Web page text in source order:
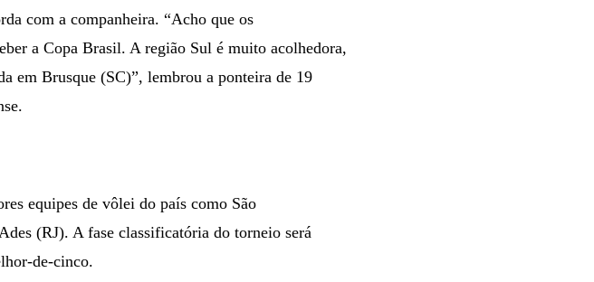
com a companheira. “Acho que os
a Copa Brasil. A região Sul é muito acolhedora,
em Brusque (SC)”, lembrou a ponteira de 19
equipes de vôlei do país como São
(RJ). A fase classificatória do torneio será
de-cinco.